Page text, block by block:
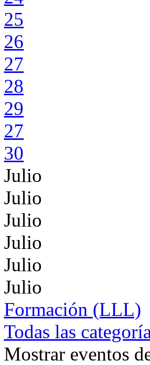
25
26
27
28
29
27
30
Julio
Julio
Julio
Julio
Julio
Julio
Formación (LLL)
Todas las
Mostrar eventos